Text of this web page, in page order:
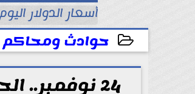
أسعار الدولار اليوم
حوادث ومحاكم
2025-11-10 12:00:00
24